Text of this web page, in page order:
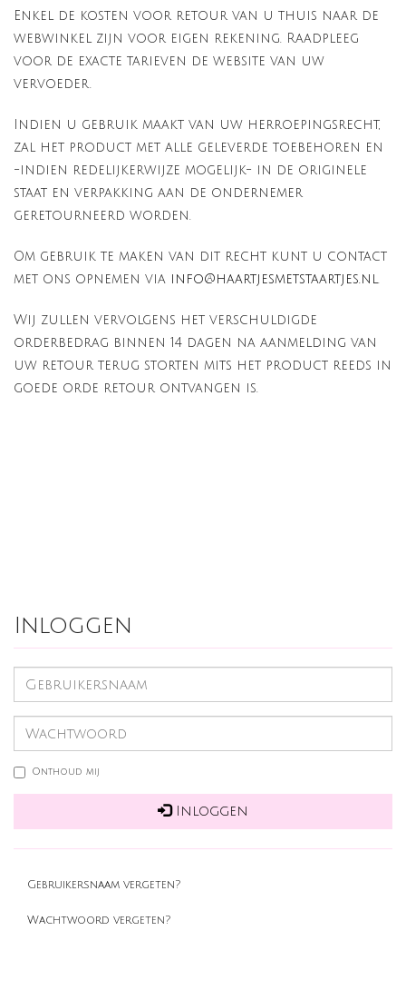
Enkel de kosten voor retour van u thuis naar de
webwinkel zijn voor eigen rekening. Raadpleeg
voor de exacte tarieven de website van uw
vervoeder.
Indien u gebruik maakt van uw herroepingsrecht,
zal het product met alle geleverde toebehoren en
-indien redelijkerwijze mogelijk- in de originele
staat en verpakking aan de ondernemer
geretourneerd worden.
Om gebruik te maken van dit recht kunt u contact
met ons opnemen via
info@haartjesmetstaartjes.nl.
Wij zullen vervolgens het verschuldigde
orderbedrag binnen 14 dagen na aanmelding van
uw retour terug storten mits het product reeds in
goede orde retour ontvangen is.
Inloggen
Onthoud mij
Inloggen
Gebruikersnaam vergeten?
Wachtwoord vergeten?